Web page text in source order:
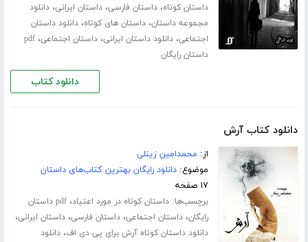
داستان کوتاه،داستان فارسی،داستان ایرانی،دانلود
مجموعه داستان،داستان های کوتاه،دانلود داستان
اجتماعی،دانلود داستان ایرانی،داستان اجتماعی،pdf
داستان رایگان
دانلود کتاب
دانلود کتاب آرش
از: محمدامین زینلی
موضوع:دانلود رایگان بهترین کتاب‌های داستان
۱۷ صفحه
برچسب‌ها:داستان کوتاه در مورد اعتیاد،
pdf داستان
رایگان،داستان اجتماعی،داستان فارسی،داستان ایرانی،
دانلود داستان کوتاه آرش برای پی دی اف،دانلود